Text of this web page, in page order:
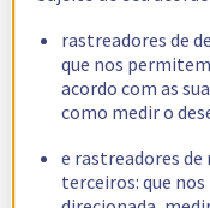
rastreadores de
que nos
acordo com as
como medir o
e rastreadores de
terceiros: que